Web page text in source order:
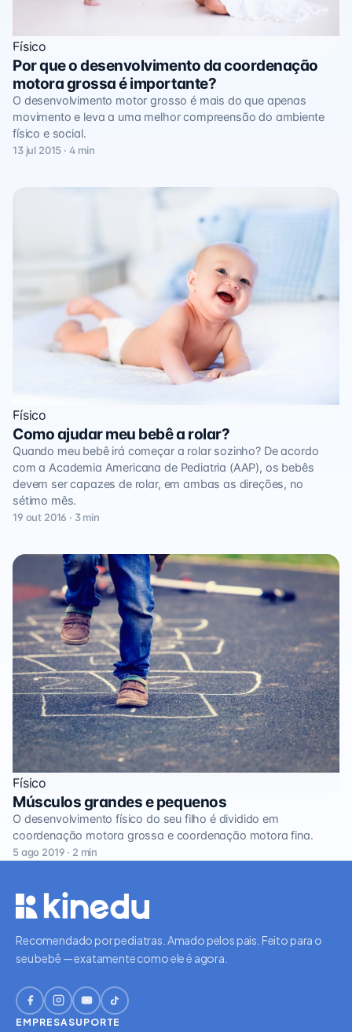
Físico
Por que o desenvolvimento da coordenação
motora grossa é importante?
O desenvolvimento motor grosso é mais do que apenas
movimento e leva a uma melhor compreensão do ambiente
físico e social.
13 jul 2015 · 4 min
Físico
Como ajudar meu bebê a rolar?
Quando meu bebê irá começar a rolar sozinho? De acordo
com a Academia Americana de Pediatria (AAP), os bebês
devem ser capazes de rolar, em ambas as direções, no
sétimo mês.
19 out 2016 · 3 min
Físico
Músculos grandes e pequenos
O desenvolvimento físico do seu filho é dividido em
coordenação motora grossa e coordenação motora fina.
5 ago 2019 · 2 min
Recomendado por pediatras. Amado pelos pais. Feito para o
seu bebê — exatamente como ele é agora.
EMPRESASUPORTE